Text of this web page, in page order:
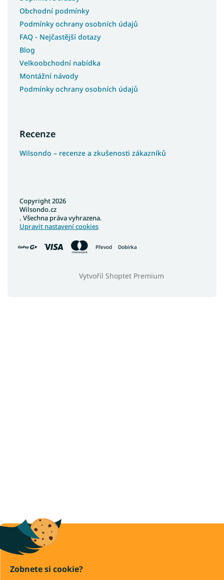
Zobnete si cookie?
Obchodní podmínky
Podmínky ochrany osobních údajů
FAQ - Nejčastější dotazy
Blog
Velkoobchodní nabídka
Montážní návody
Podmínky ochrany osobních údajů
Recenze
Wilsondo – recenze a zkušenosti zákazníků
Převod Dobírka
Vytvořil Shoptet Premium
Copyright 2026
Wilsondo.cz
. Všechna práva vyhrazena.
Upravit nastavení cookies